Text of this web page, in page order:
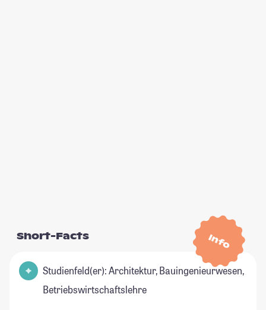
Info
Short-Facts
Studienfeld(er): Architektur, Bauingenieurwesen,
Betriebswirtschaftslehre